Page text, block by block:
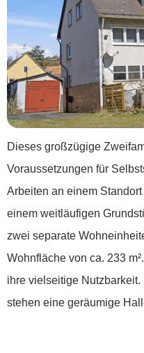
Dieses großzügige
Voraussetzungen für
Arbeiten an einem
einem weitläufigen
zwei separate
Wohnfläche von ca. 233
ihre vielseitige
stehen eine geräumige